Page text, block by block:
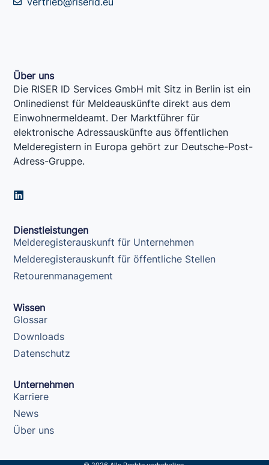
Über uns
Die RISER ID Services GmbH mit Sitz in Berlin ist ein
Onlinedienst für Meldeauskünfte direkt aus dem
Einwohnermeldeamt. Der Marktführer für
elektronische Adressauskünfte aus öffentlichen
Melderegistern in Europa gehört zur Deutsche-Post-
Adress-Gruppe.
L
i
e
d
i
n
Dienstleistungen
Melderegisterauskunft für Unternehmen
Melderegisterauskunft für öffentliche Stellen
Retourenmanagement
Wissen
Glossar
Downloads
Datenschutz
Unternehmen
Karriere
News
Über uns